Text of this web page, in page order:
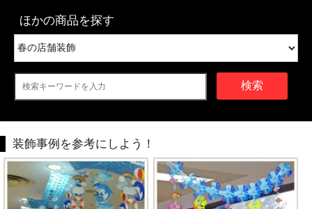
ほかの商品を探す
検索
装飾事例を参考にしよう！